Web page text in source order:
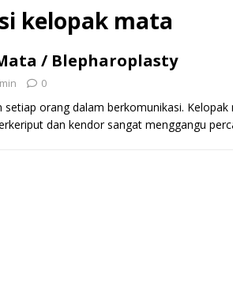
kelopak mata
/ Blepharoplasty
0
orang dalam berkomunikasi.
dan kendor sangat menggangu